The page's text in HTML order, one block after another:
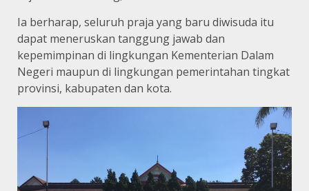
Ia berharap, seluruh praja yang baru diwisuda itu
dapat meneruskan tanggung jawab dan
kepemimpinan di lingkungan Kementerian Dalam
Negeri maupun di lingkungan pemerintahan tingkat
provinsi, kabupaten dan kota.